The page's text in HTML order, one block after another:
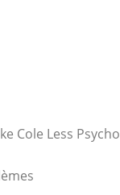
Cole Less Psycho